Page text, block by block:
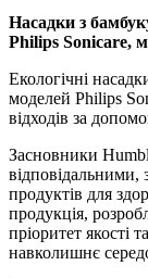
Насадки з
Philips Sonicare,
Екологічні
моделей Philips
відходів за
Засновники
відповідальними,
продуктів для
продукція,
пріоритет якості
навколишнє